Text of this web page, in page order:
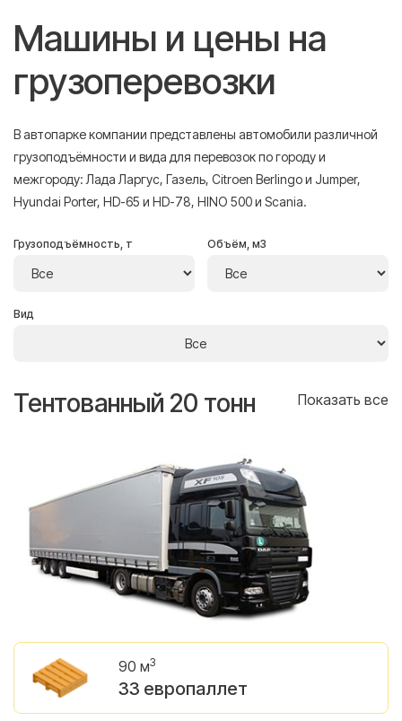
Машины и цены на
грузоперевозки
В автопарке компании представлены автомобили различной
грузоподъёмности и вида для перевозок по городу и
межгороду: Лада Ларгус, Газель, Citroen Berlingo и Jumper,
Hyundai Porter, HD-65 и HD-78, HINO 500 и Scania.
Грузоподъёмность, т Объём, м3
Вид
Тентованный 20 тонн Показать все
90 м3
33 европаллет